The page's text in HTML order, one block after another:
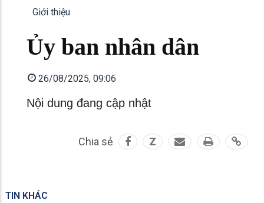
Giới thiệu
Ủy ban nhân dân
26/08/2025, 09:06
Nội dung đang cập nhật
Chia sẻ Z
TIN KHÁC